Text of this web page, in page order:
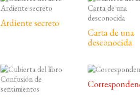
Ardiente secreto
Carta de una
desconocida